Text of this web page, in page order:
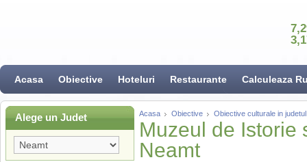
Acasa Obiective Hoteluri Restaurante Calculeaza
Alege un Judet Acasa Obiective Obiective culturale in
Muzeul de Istorie
Neamt